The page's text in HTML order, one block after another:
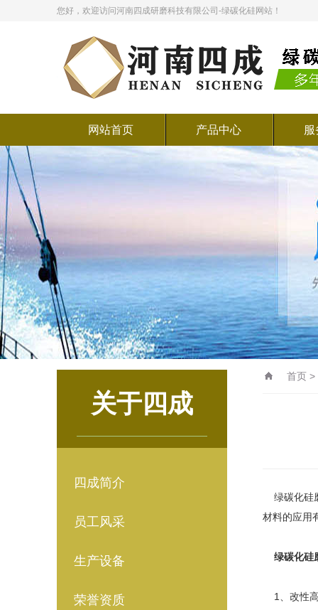
您好，欢迎访问河南四成研磨科技有限公司-绿碳化硅网站！
网站首页 产品中心
关于四成
四成简介
员工风采
生产设备
荣誉资质
首页 >
绿碳化硅
材料的应用
绿碳化硅
1、改性高